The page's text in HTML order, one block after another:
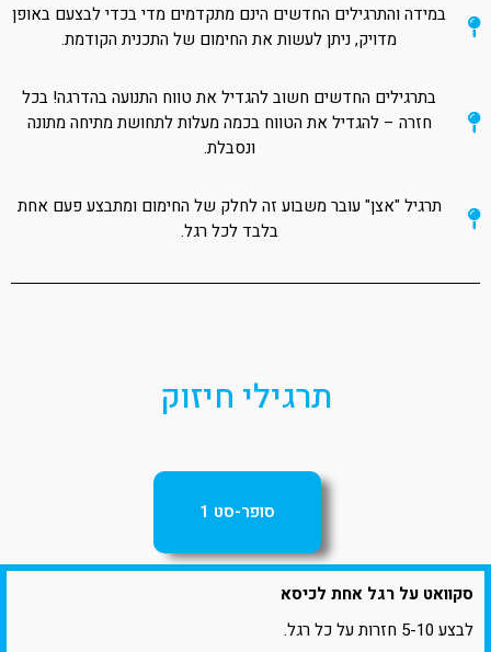
במידה והתרגילים החדשים הינם מתקדמים מדי בכדי לבצעם באופן
מדויק, ניתן לעשות את החימום של התכנית הקודמת.
בתרגילים החדשים חשוב להגדיל את טווח התנועה בהדרגה! בכל
חזרה – להגדיל את הטווח בכמה מעלות לתחושת מתיחה מתונה
ונסבלת.
תרגיל "אצן" עובר משבוע זה לחלק של החימום ומתבצע פעם אחת
בלבד לכל רגל.
תרגילי חיזוק
סופר-סט 1
סקוואט על רגל אחת לכיסא
לבצע 5-10 חזרות על כל רגל.